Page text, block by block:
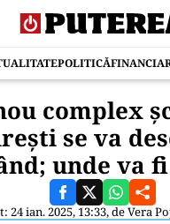
POLITICĂ
complex
se va
unde va
24 ian. 2025, 13:33, deVera